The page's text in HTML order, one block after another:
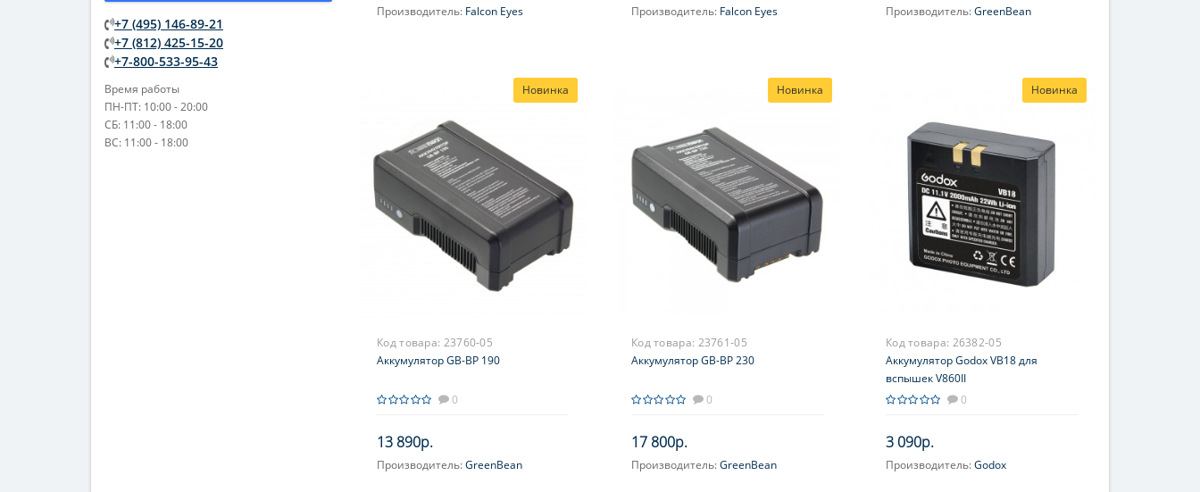
+7 (495) 146-89-21
+7 (812) 425-15-20
+7-800-533-95-43
Время работы
ПН-ПТ: 10:00 - 20:00
СБ: 11:00 - 18:00
ВС: 11:00 - 18:00
Производитель: Falcon Eyes Производитель: Falcon Eyes Производитель:GreenBean
Новинка
Код товара: 23760-05
Аккумулятор GB-BP 190
0
13 890р.
Производитель:GreenBean
Новинка
Код товара: 23761-05
Аккумулятор GB-BP 230
0
17 800р.
Производитель:GreenBean
Новинка
Код товара: 26382-05
Аккумулятор Godox VB18 для
вспышек V860II
0
3 090р.
Производитель:Godox